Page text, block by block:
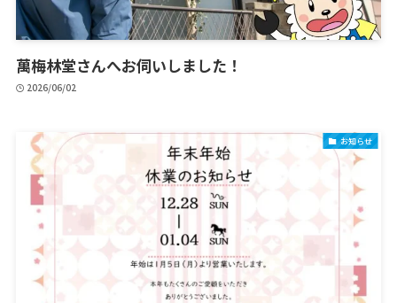
萬梅林堂さんへお伺いしました！
2026/06/02
お知らせ